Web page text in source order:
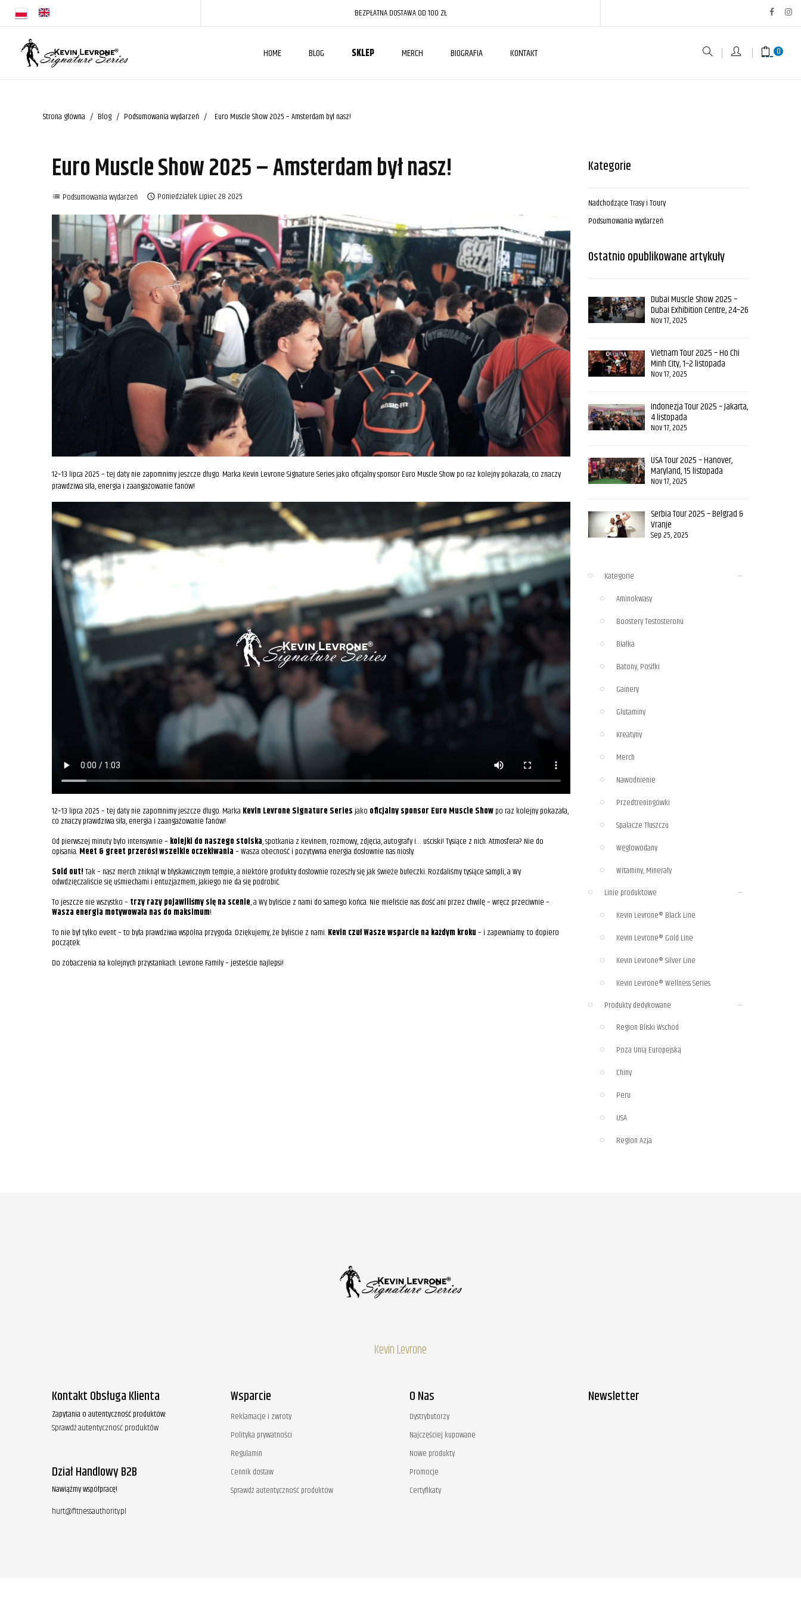
BEZPŁATNA DOSTAWA OD 100 ZŁ
HOME BLOG SKLEP MERCH BIOGRAFIA KONTAKT 0
Strona główna Blog Podsumowania wydarzeń Euro Muscle Show 2025 – Amsterdam był nasz!
Euro Muscle Show 2025 – Amsterdam był nasz!
list Podsumowania wydarzeń  PoniedziałekLipiec28 2025
12–13 lipca 2025 – tej daty nie zapomnimy jeszcze długo. Marka Kevin Levrone Signature Series jako oficjalny sponsor Euro Muscle Show po raz kolejny pokazała, co znaczy
prawdziwa siła, energia i zaangażowanie fanów!
12–13 lipca 2025 – tej daty nie zapomnimy jeszcze długo. Marka Kevin Levrone Signature Seriesjako oficjalny sponsor Euro Muscle Showpo raz kolejny pokazała,
co znaczy prawdziwa siła, energia i zaangażowanie fanów!
Od pierwszej minuty było intensywnie – kolejki do naszego stoiska, spotkania z Kevinem, rozmowy, zdjęcia, autografy i… uściski! Tysiące z nich. Atmosfera? Nie do
opisania. Meet & greet przerósł wszelkie oczekiwania– Wasza obecność i pozytywna energia dosłownie nas niosły.
Sold out!Tak – nasz merch zniknął w błyskawicznym tempie, a niektóre produkty dosłownie rozeszły się jak świeże bułeczki. Rozdaliśmy tysiące sampli, a Wy
odwdzięczaliście się uśmiechami i entuzjazmem, jakiego nie da się podrobić.
To jeszcze nie wszystko – trzy razy pojawiliśmy się na scenie, a Wy byliście z nami do samego końca. Nie mieliście nas dość ani przez chwilę – wręcz przeciwnie –
Wasza energia motywowała nas do maksimum!
To nie był tylko event – to była prawdziwa wspólna przygoda. Dziękujemy, że byliście z nami. Kevin czuł Wasze wsparcie na każdym kroku– i zapewniamy: to dopiero
początek.
Do zobaczenia na kolejnych przystankach. Levrone Family – jesteście najlepsi!
Kategorie
Nadchodzące Trasy i Toury
Podsumowania wydarzeń
Ostatnio opublikowane artykuły
Dubai Muscle Show 2025 –
Dubai Exhibition Centre, 24–26
października
Nov 17, 2025
Vietnam Tour 2025 – Ho Chi
Minh City, 1–2 listopada
Nov 17, 2025
Indonezja Tour 2025 – Jakarta,
4 listopada
Nov 17, 2025
USA Tour 2025 – Hanover,
Maryland, 15 listopada
Nov 17, 2025
Serbia Tour 2025 – Belgrad &
Vranje
Sep 25, 2025
Kategorie
Aminokwasy
Boostery Testosteronu
Białka
Batony, Posiłki
Gainery
Glutaminy
Kreatyny
Merch
Nawodnienie
Przedtreningówki
Spalacze Tłuszczu
Węglowodany
Witaminy, Minerały
Linie produktowe
Kevin Levrone® Black Line
Kevin Levrone® Gold Line
Kevin Levrone® Silver Line
Kevin Levrone® Wellness Series
Produkty dedykowane
Region Bliski Wschód
Poza Unią Europejską
Chiny
Peru
USA
Region Azja
Kevin Levrone
Kontakt Obsługa Klienta
Zapytania o autentyczność produktów:
Sprawdź autentyczność produktów
Dział Handlowy B2B
Nawiążmy współpracę!
hurt@fitnessauthority.pl
Wsparcie
Reklamacje i zwroty
Polityka prywatności
Regulamin
Cennik dostaw
Sprawdź autentyczność produktów
O Nas
Dystrybutorzy
Najczęściej kupowane
Nowe produkty
Promocje
Certyfikaty
Newsletter